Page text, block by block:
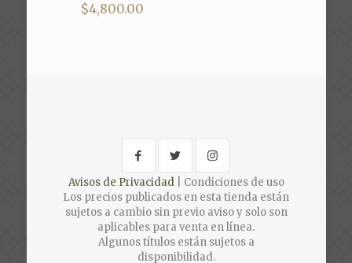
$4,800.00
Avisos de Privacidad| Condiciones de uso
Los precios publicados en esta tienda están
sujetos a cambio sin previo aviso y solo son
aplicables para venta en línea.
Algunos títulos están sujetos a
disponibilidad.